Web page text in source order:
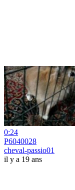
0:24
P6040028
cheval-passio01
il y a 19 ans